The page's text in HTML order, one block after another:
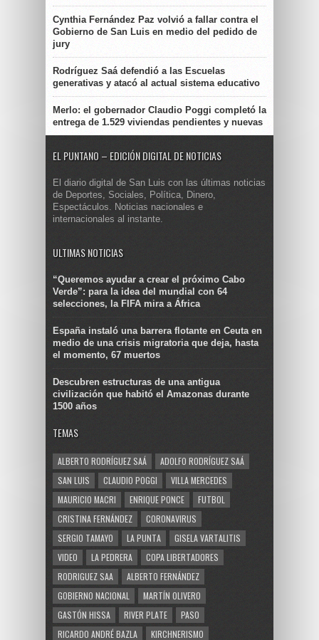
Cynthia Fernández Paz volvió a fallar contra el
Gobierno de San Luis en medio del pedido de
jury
Rodríguez Saá defendió a las Escuelas
generativas y atacó al actual sistema educativo
Merlo: el gobernador Claudio Poggi completó la
entrega de 1.529 viviendas pendientes y nuevas
EL PUNTANO – EDICIÓN DIGITAL DE NOTICIAS
El diario digital de San Luis con las últimas noticias
de Deportes, Sociales, Política, Dinero,
Espectáculos. Noticias nacionales e
internacionales al instante.
ULTIMAS NOTICIAS
“Queremos ayudar a crear el próximo Cabo
Verde”: para la idea del mundial con 64
selecciones, la FIFA mira a África
España instaló una barrera flotante en Ceuta en
medio de una crisis migratoria que deja, hasta
el momento, 67 muertos
Descubren estructuras de una antigua
civilización que habitó el Amazonas durante
1500 años
TEMAS
ALBERTO RODRÍGUEZ SAÁ
ADOLFO RODRÍGUEZ SAÁ
SAN LUIS
CLAUDIO POGGI
VILLA MERCEDES
MAURICIO MACRI
ENRIQUE PONCE
FUTBOL
CRISTINA FERNÁNDEZ
CORONAVIRUS
SERGIO TAMAYO
LA PUNTA
GISELA VARTALITIS
VIDEO
LA PEDRERA
COPA LIBERTADORES
RODRIGUEZ SAA
ALBERTO FERNÁNDEZ
GOBIERNO NACIONAL
MARTÍN OLIVERO
GASTÓN HISSA
RIVER PLATE
PASO
RICARDO ANDRÉ BAZLA
KIRCHNERISMO